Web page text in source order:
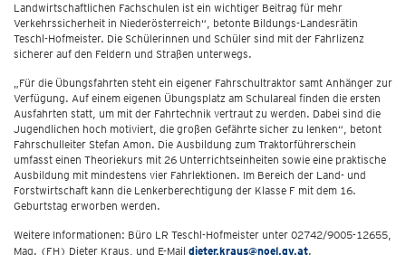
Landwirtschaftlichen Fachschulen ist ein wichtiger Beitrag für mehr
Verkehrssicherheit in Niederösterreich“, betonte Bildungs-Landesrätin
Teschl-Hofmeister. Die Schülerinnen und Schüler sind mit der Fahrlizenz
sicherer auf den Feldern und Straßen unterwegs.
„Für die Übungsfahrten steht ein eigener Fahrschultraktor samt Anhänger zur
Verfügung. Auf einem eigenen Übungsplatz am Schulareal finden die ersten
Ausfahrten statt, um mit der Fahrtechnik vertraut zu werden. Dabei sind die
Jugendlichen hoch motiviert, die großen Gefährte sicher zu lenken“, betont
Fahrschulleiter Stefan Amon. Die Ausbildung zum Traktorführerschein
umfasst einen Theoriekurs mit 26 Unterrichtseinheiten sowie eine praktische
Ausbildung mit mindestens vier Fahrlektionen. Im Bereich der Land- und
Forstwirtschaft kann die Lenkerberechtigung der Klasse F mit dem 16.
Geburtstag erworben werden.
Weitere Informationen: Büro LR Teschl-Hofmeister unter 02742/9005-12655,
Mag. (FH) Dieter Kraus, und E-Mail dieter.kraus@noel.gv.at.